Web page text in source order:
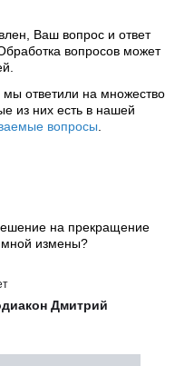
Ваш вопрос и ответ
вопросов может
ответили на множество
из них есть в нашей
вопросы
на прекращение
измены?
Дмитрий